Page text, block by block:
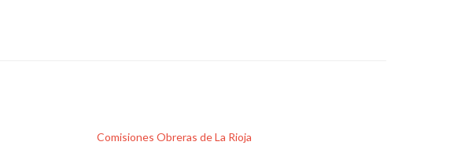
Comisiones Obreras de La Rioja